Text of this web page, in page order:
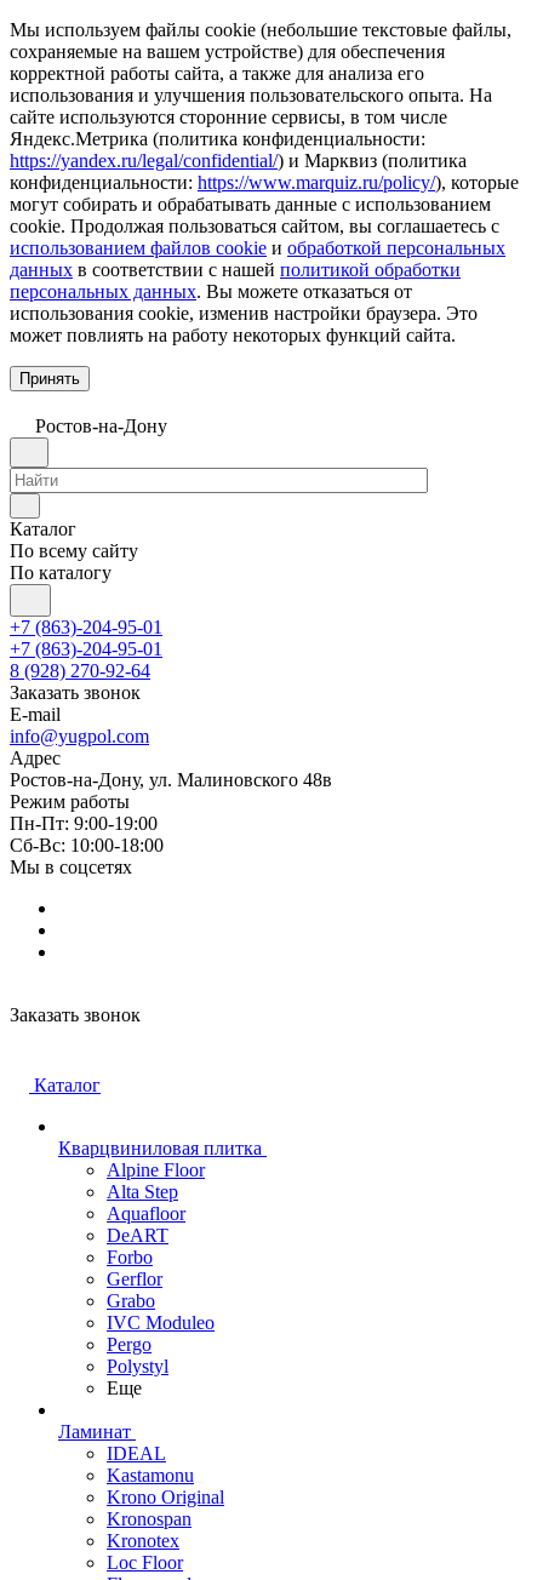
Мы используем файлы cookie (небольшие текстовые файлы,
сохраняемые на вашем устройстве) для обеспечения
корректной работы сайта, а также для анализа его
использования и улучшения пользовательского опыта. На
сайте используются сторонние сервисы, в том числе
Яндекс.Метрика (политика конфиденциальности:
https://yandex.ru/legal/confidential/) и Марквиз (политика
конфиденциальности: https://www.marquiz.ru/policy/), которые
могут собирать и обрабатывать данные с использованием
cookie. Продолжая пользоваться сайтом, вы соглашаетесь с
использованием файлов cookie и обработкой персональных
данных в соответствии с нашей политикой обработки
персональных данных. Вы можете отказаться от
использования cookie, изменив настройки браузера. Это
может повлиять на работу некоторых функций сайта.
Принять
Ростов-на-Дону
Каталог
По всему сайту
По каталогу
+7 (863)-204-95-01
+7 (863)-204-95-01
8 (928) 270-92-64
Заказать звонок
E-mail
info@yugpol.com
Адрес
Ростов-на-Дону, ул. Малиновского 48в
Режим работы
Пн-Пт: 9:00-19:00
Cб-Вс: 10:00-18:00
Мы в соцсетях
Заказать звонок
Каталог
Кварцвиниловая плитка
Alpine Floor
Alta Step
Aquafloor
DeART
Forbo
Gerflor
Grabo
IVC Moduleo
Pergo
Polystyl
Еще
Ламинат
IDEAL
Kastamonu
Krono Original
Kronospan
Kronotex
Loc Floor